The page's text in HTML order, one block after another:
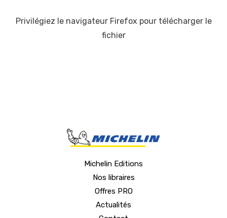
Privilégiez le navigateur Firefox pour télécharger le
fichier
Michelin Editions
Nos libraires
Offres PRO
Actualités